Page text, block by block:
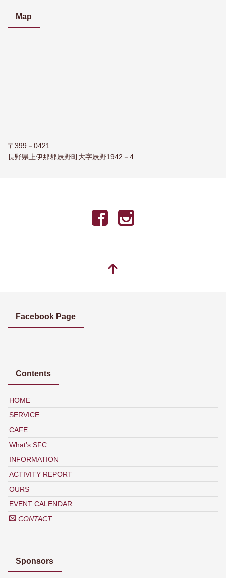
Map
〒399－0421
長野県上伊那郡辰野町大字辰野1942－4
Facebook Page
Contents
HOME
SERVICE
CAFE
What’s SFC
INFORMATION
ACTIVITY REPORT
OURS
EVENT CALENDAR
CONTACT
Sponsors